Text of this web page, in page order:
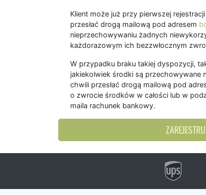
Klient może już przy pierwszej
przesłać drogą mailową pod adresem
nieprzechowywaniu żadnych
każdorazowym ich bezzwłocznym
W przypadku braku takiej dyspozycji,
jakiekolwiek środki są przechowywane
chwili przesłać drogą mailową pod
o zwrocie środków w całości lub w
maila rachunek bankowy.